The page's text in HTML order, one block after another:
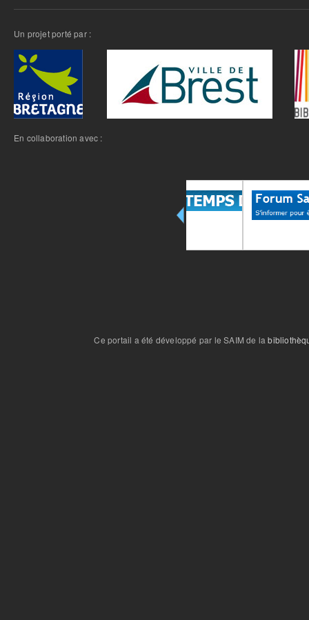
Un projet porté par :
En collaboration avec :
Ce portail a été développé par le SAIM de la